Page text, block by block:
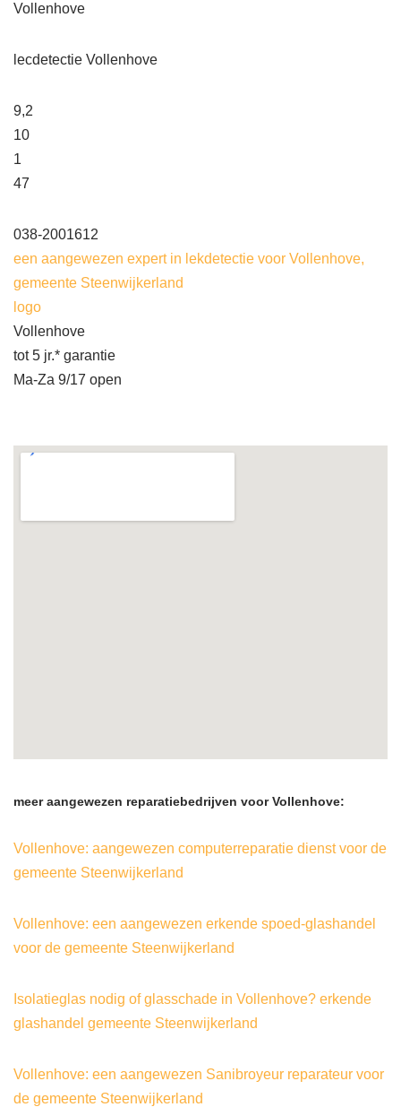
Vollenhove
lecdetectie Vollenhove
9,2
10
1
47
038-2001612
een aangewezen expert in lekdetectie voor Vollenhove,
gemeente Steenwijkerland
logo
Vollenhove
tot 5 jr.* garantie
Ma-Za 9/17 open
meer aangewezen reparatiebedrijven voor Vollenhove:
Vollenhove: aangewezen computerreparatie dienst voor de
gemeente Steenwijkerland
Vollenhove: een aangewezen erkende spoed-glashandel
voor de gemeente Steenwijkerland
Isolatieglas nodig of glasschade in Vollenhove? erkende
glashandel gemeente Steenwijkerland
Vollenhove: een aangewezen Sanibroyeur reparateur voor
de gemeente Steenwijkerland